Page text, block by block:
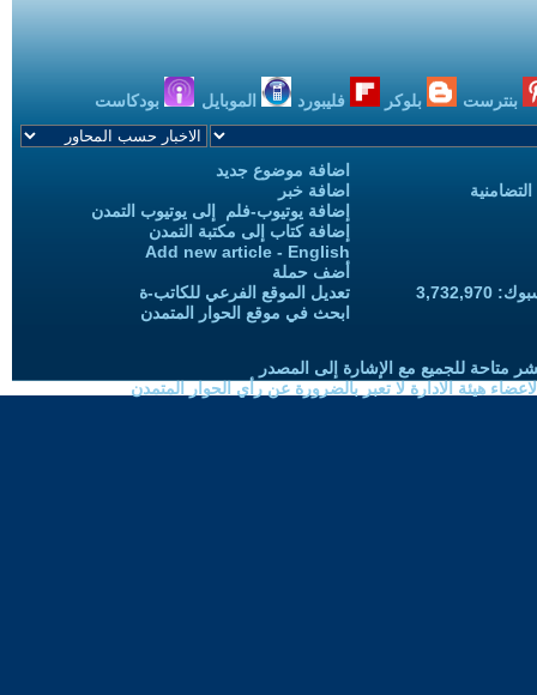
بنترست بلوكر فليبورد الموبايل بودكاست
اضافة موضوع جديد
اضافة خبر
إضافة يوتيوب-فلم إلى يوتيوب التمدن
إضافة كتاب إلى مكتبة التمدن
Add new article - English
أضف حملة
تعديل الموقع الفرعي للكاتب-ة
ابحث في موقع الحوار المتمدن
متاحة للجميع مع الإشارة إلى المصدر
هيئة الادارة لا تعبر بالضرورة عن رأي الحوار المتمدن